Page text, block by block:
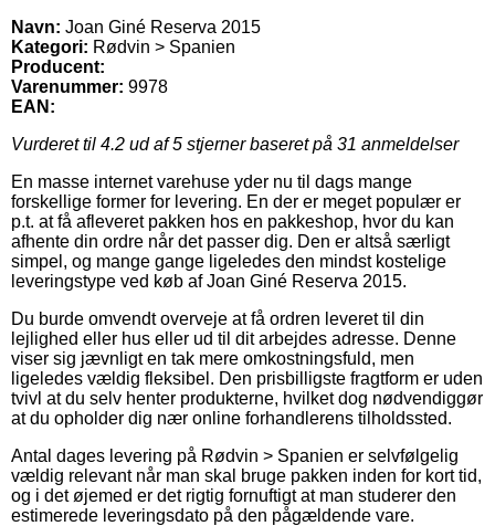
Navn: Joan Giné Reserva 2015
Kategori: Rødvin > Spanien
Producent:
Varenummer: 9978
EAN:
Vurderet til 4.2 ud af 5 stjerner baseret på 31 anmeldelser
En masse internet varehuse yder nu til dags mange
forskellige former for levering. En der er meget populær er
p.t. at få afleveret pakken hos en pakkeshop, hvor du kan
afhente din ordre når det passer dig. Den er altså særligt
simpel, og mange gange ligeledes den mindst kostelige
leveringstype ved køb af Joan Giné Reserva 2015.
Du burde omvendt overveje at få ordren leveret til din
lejlighed eller hus eller ud til dit arbejdes adresse. Denne
viser sig jævnligt en tak mere omkostningsfuld, men
ligeledes vældig fleksibel. Den prisbilligste fragtform er uden
tvivl at du selv henter produkterne, hvilket dog nødvendiggør
at du opholder dig nær online forhandlerens tilholdssted.
Antal dages levering på Rødvin > Spanien er selvfølgelig
vældig relevant når man skal bruge pakken inden for kort tid,
og i det øjemed er det rigtig fornuftigt at man studerer den
estimerede leveringsdato på den pågældende vare.